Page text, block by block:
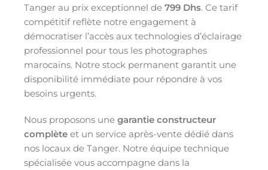
Tanger au prix exceptionnel de 799 Dhs. Ce tarif
compétitif reflète notre engagement à
démocratiser l’accès aux technologies d’éclairage
professionnel pour tous les photographes
marocains. Notre stock permanent garantit une
disponibilité immédiate pour répondre à vos
besoins urgents.
Nous proposons une garantie constructeur
complète et un service après-vente dédié dans
nos locaux de Tanger. Notre équipe technique
spécialisée vous accompagne dans la